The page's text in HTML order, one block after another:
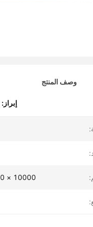
وصف المنتج
إبراز:
10000 × 2500 × 3930 ملم